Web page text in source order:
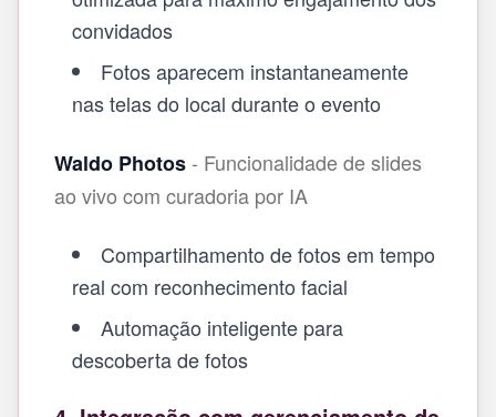
convidados
Fotos aparecem instantaneamente
nas telas do local durante o evento
Waldo Photos- Funcionalidade de slides
ao vivo com curadoria por IA
Compartilhamento de fotos em tempo
real com reconhecimento facial
Automação inteligente para
descoberta de fotos